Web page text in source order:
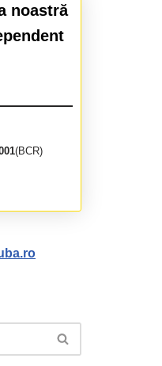
noastră
(BCR)